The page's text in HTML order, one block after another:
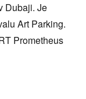
Dubaji. Je
Art Parking.
Prometheus